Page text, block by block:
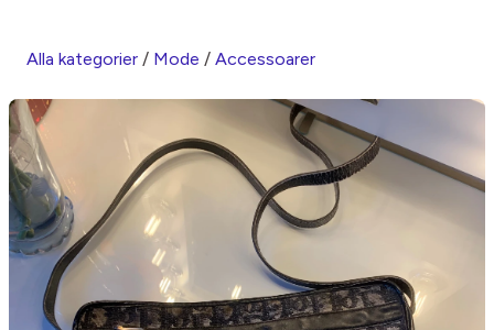
Alla kategorier / Mode / Accessoarer